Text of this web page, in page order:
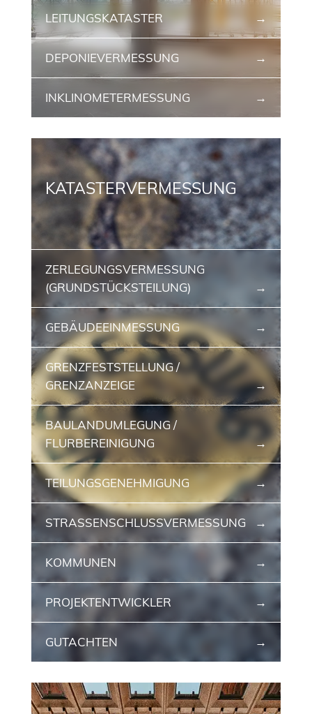
LEITUNGS­KATASTER
DEPONIE­VERMESSUNG
INKLINOMETER­MESSUNG
KATASTERVERMESSUNG
ZERLEGUNGSVERMESSUNG
(GRUNDSTÜCKSTEILUNG)
GEBÄUDEEINMESSUNG
GRENZFESTSTELLUNG /
GRENZANZEIGE
BAULANDUMLEGUNG /
FLURBEREINIGUNG
TEILUNGSGENEHMIGUNG
STRASSENSCHLUSS­VERMESSUNG
KOMMUNEN
PROJEKTENTWICKLER
GUTACHTEN